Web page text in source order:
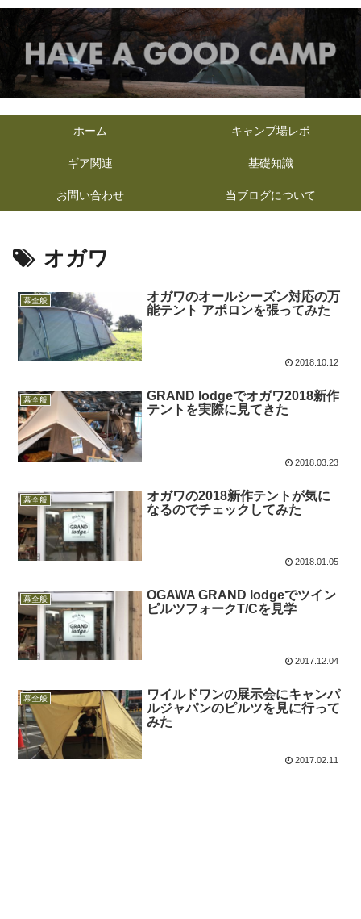
ホーム キャンプ場レポ
ギア関連 基礎知識
お問い合わせ 当ブログについて
オガワ
幕全般
オガワのオールシーズン対応の万
能テント アポロンを張ってみた
2018.10.12
幕全般
GRAND lodgeでオガワ2018新作
テントを実際に見てきた
2018.03.23
幕全般
オガワの2018新作テントが気に
なるのでチェックしてみた
2018.01.05
幕全般
OGAWA GRAND lodgeでツイン
ピルツフォークT/Cを見学
2017.12.04
幕全般
ワイルドワンの展示会にキャンパ
ルジャパンのピルツを見に行って
みた
2017.02.11